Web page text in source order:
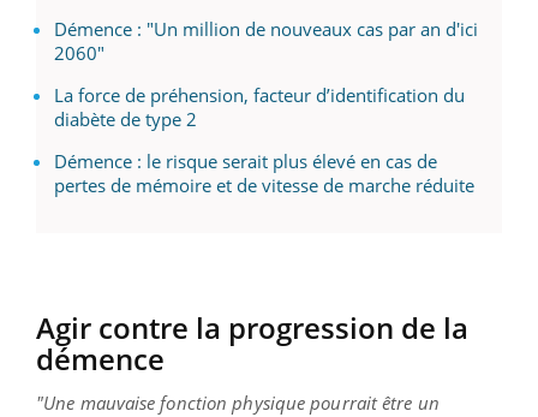
Démence : "Un million de nouveaux cas par an d'ici
2060"
La force de préhension, facteur d’identification du
diabète de type 2
Démence : le risque serait plus élevé en cas de
pertes de mémoire et de vitesse de marche réduite
Agir contre la progression de la
démence
"Une mauvaise fonction physique pourrait être un